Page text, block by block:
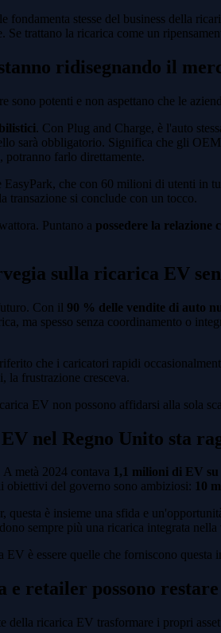
fondamenta stesse del business della
Se trattano la ricarica come un
ridisegnando il
sono potenti e non aspettano che le
. Con Plug and Charge, è l'auto
sarà obbligatorio. Significa che gli
potranno farlo direttamente.
EasyPark, che con 60 milioni di utenti in
transazione si conclude con un tocco.
Puntano a possedere la relazione
sulla ricarica EV
Con il 90 % delle vendite di auto
ma spesso senza coordinamento o
che i caricatori rapidi
la frustrazione cresceva.
EV non possono affidarsi alla sola
nel Regno Unito sta
metà 2024 contava 1,1 milioni di EV su
obiettivi del governo sono ambiziosi: 10
questa è insieme una sfida e
sempre più una ricarica integrata
EV è essere quelle che forniscono
e retailer possono
della ricarica EV trasformare i propri